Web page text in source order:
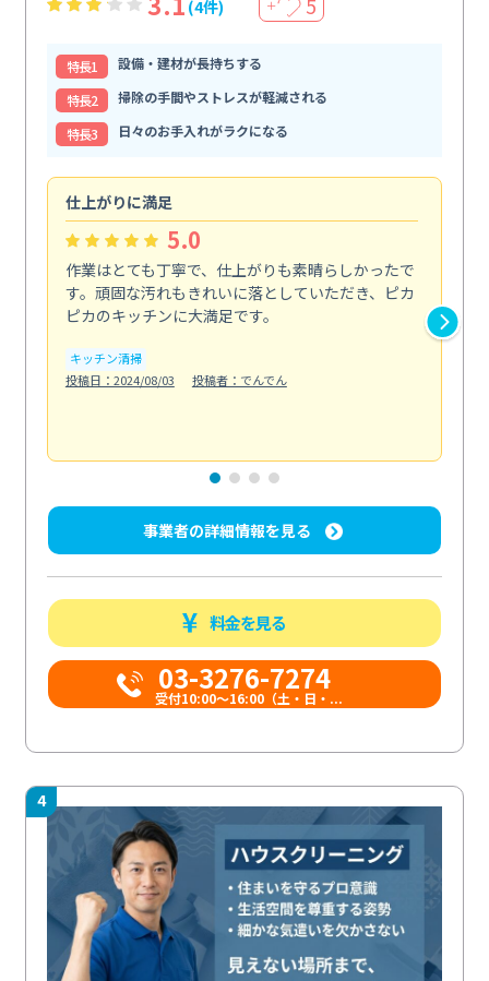
(4件) ＋ 5
特⻑1
設備・建材が長持ちする
特⻑2
掃除の手間やストレスが軽減される
特⻑3
日々のお手入れがラクになる
仕上がりに満足
5.0
作業はとても丁寧で、仕上がりも素晴らしかったで
す。頑固な汚れもきれいに落としていただき、ピカ
ピカのキッチンに大満足です。
キッチン清掃
投稿日：2024/08/03
投稿者：でんでん
事業者の詳細情報を見る
料金を見る
03-3276-7274
受付10:00〜16:00（土・日・...
4